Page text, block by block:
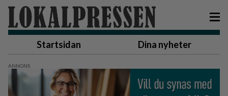
Startsidan Dina nyheter